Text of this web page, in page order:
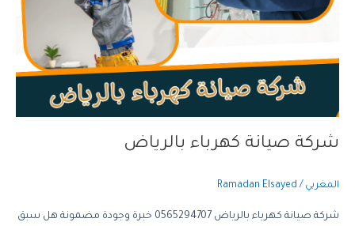
شركة صيانة كهرباء بالرياض
المغربي /
Ramadan Elsayed
شركة صيانة كهرباء بالرياض 0565294707 خبرة وجودة مضمونة هل سبق